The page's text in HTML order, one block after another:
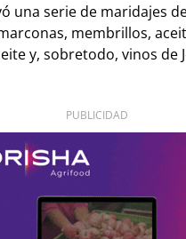
una serie de maridajes
membrillos,
y, sobretodo, vinos
PUBLICIDAD